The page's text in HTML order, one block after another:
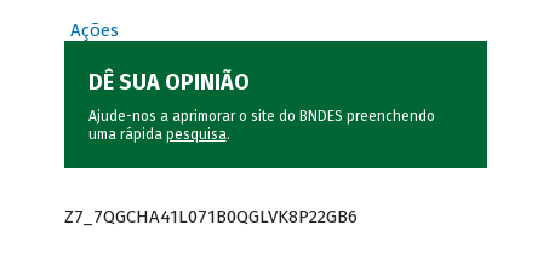
Ações
DÊ SUA OPINIÃO
Ajude-nos a aprimorar o site do BNDES preenchendo
uma rápida pesquisa.
Z7_7QGCHA41L071B0QGLVK8P22GB6